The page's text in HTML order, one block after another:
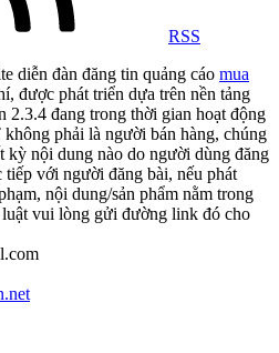
RSS
đàn đăng tin quảng cáo mua
được phát triển dựa trên nền tảng
2.3.4 đang trong thời gian hoạt động
phải là người bán hàng, chúng
kỳ nội dung nào do người dùng đăng
với người đăng bài, nếu phát
nội dung/sản phẩm nằm trong
vui lòng gửi đường link đó cho